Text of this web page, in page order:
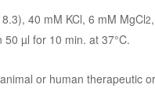
40 mM KCl, 6 mM MgCl2
µl for 10 min. at 37°C.
or human therapeutic